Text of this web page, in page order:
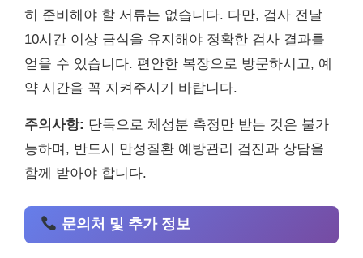
히 준비해야 할 서류는 없습니다. 다만, 검사 전날
10시간 이상 금식을 유지해야 정확한 검사 결과를
얻을 수 있습니다. 편안한 복장으로 방문하시고, 예
약 시간을 꼭 지켜주시기 바랍니다.
주의사항: 단독으로 체성분 측정만 받는 것은 불가
능하며, 반드시 만성질환 예방관리 검진과 상담을
함께 받아야 합니다.
문의처 및 추가 정보